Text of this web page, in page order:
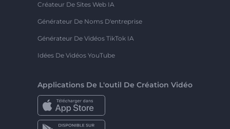
Créateur De Sites Web IA
Générateur De Noms D'entreprise
Générateur De Vidéos TikTok IA
Idées De Vidéos YouTube
Applications De L'outil De Création Vidéo